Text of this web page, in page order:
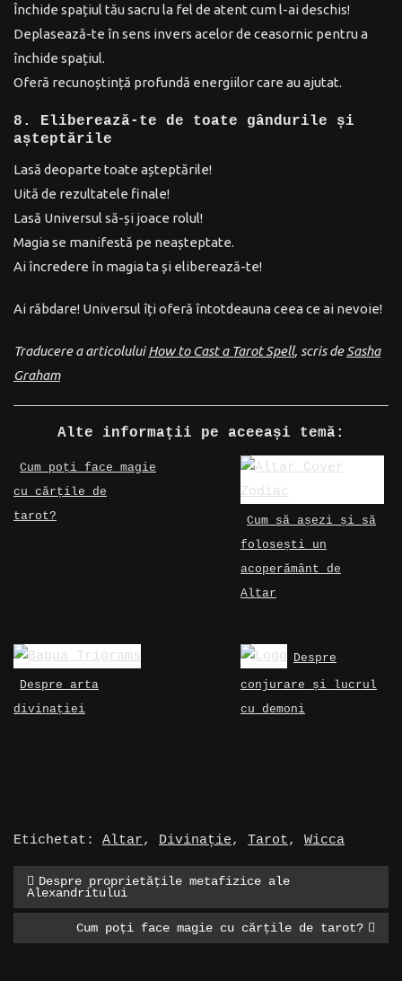
Închide spațiul tău sacru la fel de atent cum l-ai deschis!
Deplasează-te în sens invers acelor de ceasornic pentru a
închide spațiul.
Oferă recunoștință profundă energiilor care au ajutat.
8. Eliberează-te de toate gândurile și
așteptările
Lasă deoparte toate așteptările!
Uită de rezultatele finale!
Lasă Universul să-și joace rolul!
Magia se manifestă pe neașteptate.
Ai încredere în magia ta și eliberează-te!
Ai răbdare! Universul îți oferă întotdeauna ceea ce ai nevoie!
Traducere a articoluluiHow to Cast a Tarot Spell, scris deSasha
Graham
Alte informații pe aceeași temă:
Cum poți face magie
cu cărțile de
tarot?
Cum să așezi și să
folosești un
acoperământ de
Altar
Despre arta
divinației
Despre
conjurare și lucrul
cu demoni
Etichetat: Altar, Divinație, Tarot, Wicca
Navigare
în
articole
Despre proprietățile metafizice ale
Alexandritului
Cum poți face magie cu cărțile de tarot?